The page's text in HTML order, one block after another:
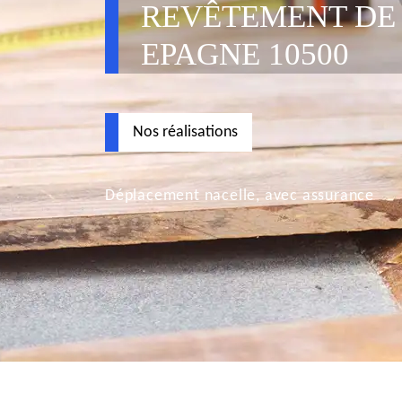
REVÊTEMENT
EPAGNE 10500
Nos réalisations
Déplacement nacelle, avec assurance